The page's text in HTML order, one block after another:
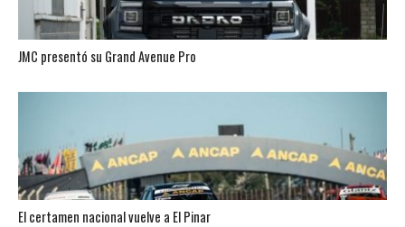
JMC presentó su Grand Avenue Pro
El certamen nacional vuelve a El Pinar